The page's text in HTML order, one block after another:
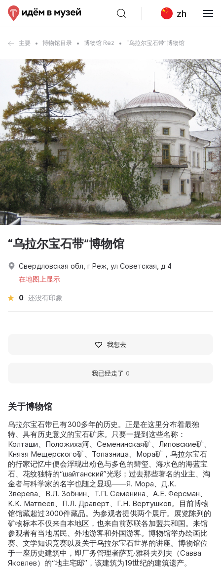
zh
主要 博物馆目录 博物馆 Rez “乌拉尔宝石带”博物馆
关于博物馆
乌拉尔宝石带已有300多年的历史。正是在这里分布着最独
特、具有历史意义的宝石矿床。只要一提到这些名称：
Колташи、Положиха河、Семенинская矿、Липовские矿、
Князя Мещерского矿、Топазница、Мора矿，乌拉尔宝石
的行家记忆中便会浮现出粉色与多色的碧玺、海水色的海蓝宝
石、花纹独特的“шайтанский”光彩；过去那些著名的业主、淘
金者与科学家的名字也随之显现——Я. Мора、Д.К.
Зверева、В.Л. Зобнин、Т.П. Семенина、А.Е. Ферсман、
К.К. Матвеев、П.Л. Драверт、Г.Н. Вертушков。目前博物
馆馆藏超过3000件藏品。为参观者提供两个展厅。展览陈列的
矿物标本不仅来自本地区，也来自前苏联各加盟共和国。来馆
参观者有当地居民、外地游客和外国游客。博物馆举办绘画比
赛、文学知识竞赛以及关于乌拉尔宝石世界的讲座。博物馆位
于一座历史建筑中，即厂务管理者萨瓦·雅科夫列夫（Савва
Яковлев）的“地主宅邸”，该建筑为19世纪的建筑遗产。
“乌拉尔宝石带”博物馆
Свердловская обл, г Реж, ул Советская, д 4
在地图上显示
0 还没有印象
我想去
我已经走了 0